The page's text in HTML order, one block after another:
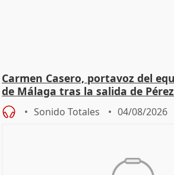
Carmen Casero, portavoz del
de Málaga tras la salida de
Sonido Totales 04/08/2026